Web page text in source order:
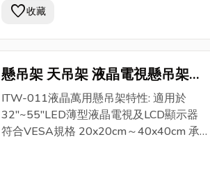
分/寬90公分.(一件3組) 3. 大--長53.5公分/
100公分..(一件3組) 5.特重--長60公分/寬
面的電器/冷氣同業免運費送達.貨到付款 安
裝方法:如上圖組合鎖緊螺絲.用膨脹螺絲(俗
稱壁虎)牢固在適當的牆壁處.再放上室外機.
上緊螺絲即可.
favorite收藏
懸吊架 天吊架 液晶電視懸吊架
ITW-011孔距20x20cm～
40x40cm 適用32-55吋 低價批售
ITW-011液晶萬用懸吊架特性: 適用於
32"~55"LED薄型液晶電視及LCD顯示器
符合VESA規格 20x20cm～40x40cm 承